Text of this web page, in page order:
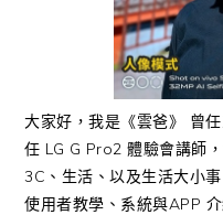
大家好，我是《雲爸》 曾
任 LG G Pro2 體驗會講師
3C、生活、以及生活大小
使用者教學、系統與APP